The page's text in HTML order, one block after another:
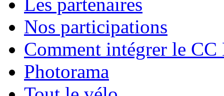
Nos participations
Comment intégrer le
Photorama